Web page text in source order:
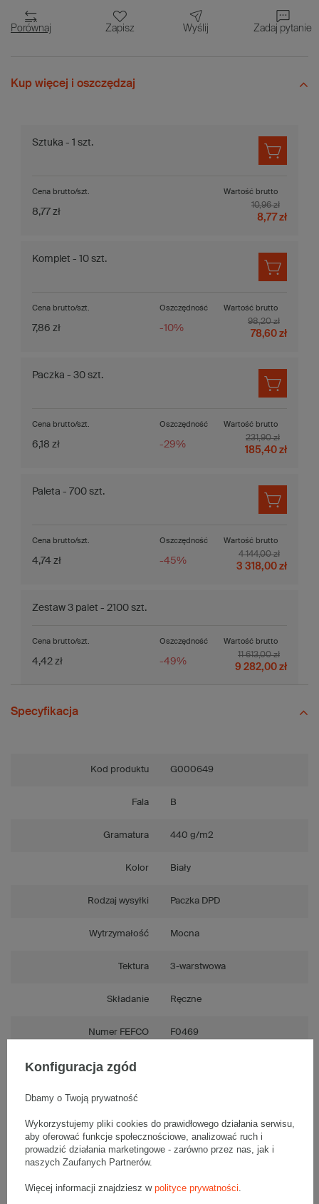
Porównaj Zapisz Wyślij Zadaj pytanie
Kup więcej i oszczędzaj
Sztuka - 1 szt.
Cena brutto/szt.
8,77 zł
Wartość brutto
8,77 zł
10,96 zł
Komplet - 10 szt.
Oszczędność
-10%
Cena brutto/szt.
7,86 zł
Wartość brutto
78,60 zł
98,20 zł
Paczka - 30 szt.
Oszczędność
-29%
Cena brutto/szt.
6,18 zł
Wartość brutto
185,40 zł
231,90 zł
Paleta - 700 szt.
Oszczędność
-45%
Cena brutto/szt.
4,74 zł
Wartość brutto
3 318,00 zł
4 144,00 zł
Zestaw 3 palet - 2100 szt.
Oszczędność
-49%
Cena brutto/szt.
4,42 zł
Wartość brutto
9 282,00 zł
11 613,00 zł
Specyfikacja
Kod produktu G000649
Fala B
Gramatura 440 g/m2
Kolor Biały
Rodzaj wysyłki Paczka DPD
Wytrzymałość Mocna
Tektura 3-warstwowa
Składanie Ręczne
Numer FEFCO F0469
Opis produktu
Komplet jednostronnie białych kartonów fasonowych - 10 szt.
Opakowanie wykonane jest z tektury falistej 3-warstwowej, fala B
Konfiguracja zgód
Dbamy o Twoją prywatność
Wykorzystujemy pliki cookies do prawidłowego działania serwisu,
aby oferować funkcje społecznościowe, analizować ruch i
prowadzić działania marketingowe - zarówno przez nas, jak i
naszych Zaufanych Partnerów.
Więcej informacji znajdziesz w polityce prywatności